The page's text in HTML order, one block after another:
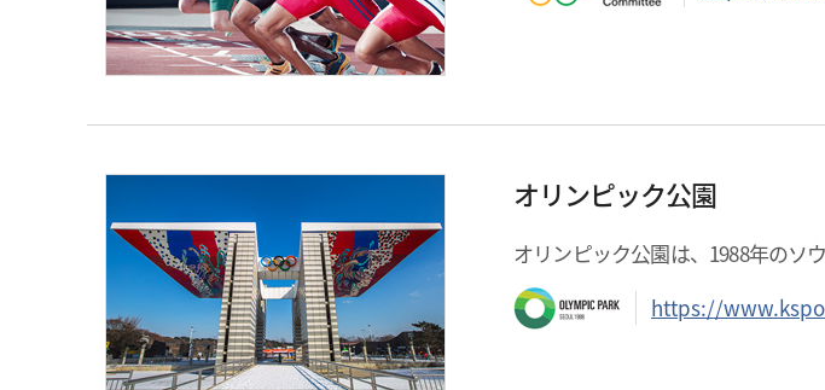
オリンピック公園
オリンピック公園は、1988年のソ
https://